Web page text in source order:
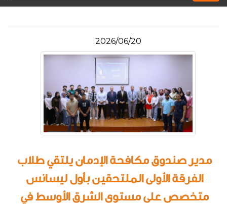
2026/06/20
مدير صندوق مكافحة الإدمان يلتقي طلاب
الفرقة الأولى الملتحقين بأول ليسانس
متخصص على مستوى الشرق الأوسط في